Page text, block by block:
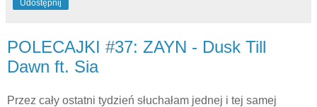
Udostępnij
POLECAJKI #37: ZAYN - Dusk Till
Dawn ft. Sia
Przez cały ostatni tydzień słuchałam jednej i tej samej